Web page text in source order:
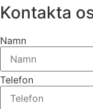
Kontakta
Namn
Telefon